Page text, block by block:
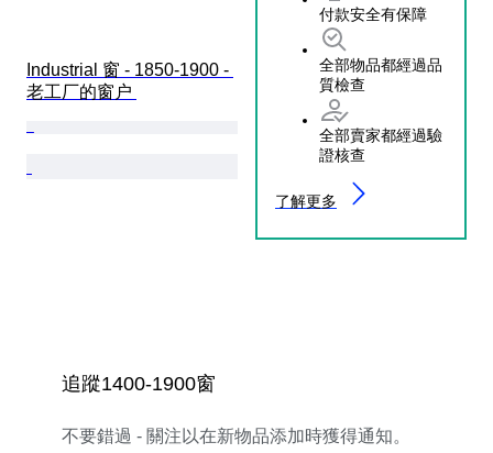
Industrial 窗 - 1850-1900 -
老工厂的窗户
付款安全有保障
全部物品都經過品
質檢查
全部賣家都經過驗
證核查
了解更多
追蹤1400-1900窗
不要錯過 - 關注以在新物品添加時獲得通知。